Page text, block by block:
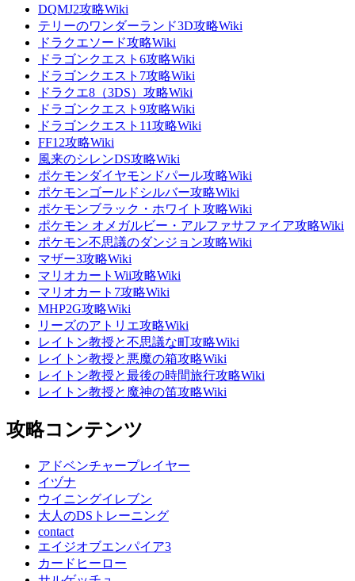
DQMJ2攻略Wiki
テリーのワンダーランド3D攻略Wiki
ドラクエソード攻略Wiki
ドラゴンクエスト6攻略Wiki
ドラゴンクエスト7攻略Wiki
ドラクエ8（3DS）攻略Wiki
ドラゴンクエスト9攻略Wiki
ドラゴンクエスト11攻略Wiki
FF12攻略Wiki
風来のシレンDS攻略Wiki
ポケモンダイヤモンドパール攻略Wiki
ポケモンゴールドシルバー攻略Wiki
ポケモンブラック・ホワイト攻略Wiki
ポケモン オメガルビー・アルファサファイア攻略Wiki
ポケモン不思議のダンジョン攻略Wiki
マザー3攻略Wiki
マリオカートWii攻略Wiki
マリオカート7攻略Wiki
MHP2G攻略Wiki
リーズのアトリエ攻略Wiki
レイトン教授と不思議な町攻略Wiki
レイトン教授と悪魔の箱攻略Wiki
レイトン教授と最後の時間旅行攻略Wiki
レイトン教授と魔神の笛攻略Wiki
攻略コンテンツ
アドベンチャープレイヤー
イヅナ
ウイニングイレブン
大人のDSトレーニング
contact
エイジオブエンパイア3
カードヒーロー